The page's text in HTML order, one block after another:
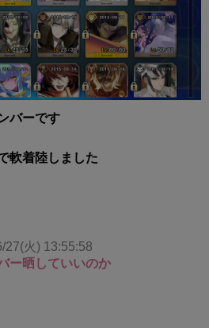
バーです
軟着陸しました
27(火) 13:55:58
ー晒していいのか